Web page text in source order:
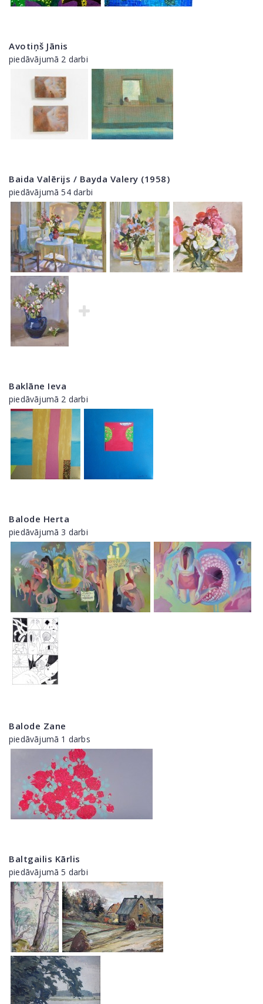
Avotiņš Jānis
piedāvājumā 2 darbi
Baida Valērijs / Bayda Valery (1958)
piedāvājumā 54 darbi
Baklāne Ieva
piedāvājumā 2 darbi
Balode Herta
piedāvājumā 3 darbi
Balode Zane
piedāvājumā 1 darbs
Baltgailis Kārlis
piedāvājumā 5 darbi